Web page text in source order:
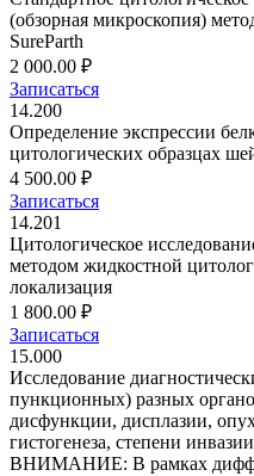
(обзорная микроскопия)
SureParth
2 000.00 ₽
Записаться
14.200
Определение экспрессии
цитологических образцах
4 500.00 ₽
Записаться
14.201
Цитологическое
методом жидкостной
локализация
1 800.00 ₽
Записаться
15.000
Исследование
пункционных) разных
дисфункции, дисплазии,
гистогенеза, степени
ВНИМАНИЕ: В рамках